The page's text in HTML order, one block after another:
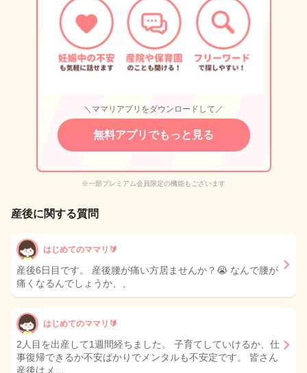
＼ママリアプリをダウンロードして／
無料アプリでもっと見る
※一部プレミアム会員限定の機能もございます
産後に関する質問
はじめてのママリ🔰
産後6日目です。 産後腰が痛い方居ませんか？😭 なんで腰が
痛くなるんでしょうか、、
はじめてのママリ🔰
2人目を出産して1週間経ちました。 子育てしていけるか、仕
事復帰できるか不安ばかりでメンタルも不安定です。 皆さん
産後はメ…